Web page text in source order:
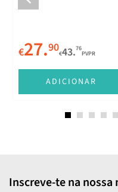
€27.90€43.76
PVPR
ADICIONAR
Inscreve-te na